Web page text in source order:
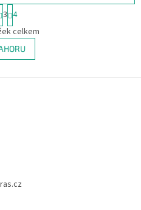
O
v
l
á
ý
S
t
r
á
n
k
v
3 4
celkem